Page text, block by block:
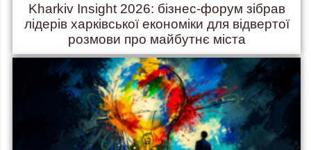
Kharkiv Insight 2026: бізнес-форум зібрав
лідерів харківської економіки для відвертої
розмови про майбутнє міста